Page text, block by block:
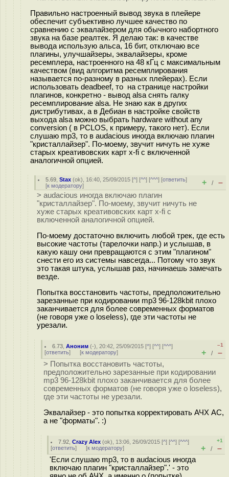
Правильно настроенный вывод звука в плейере
обеспечит субъективно лучшее качество по
сравнению с эквалайзером для обычного набортного
звука на базе реалтек. Я делаю так: в качестве
вывода использую альса, 16 бит, отключаю все
плагины, улучшайзеры, эквалайзеры, кроме
ресемплера, настроенного на 48 кГц с максимальным
качеством (вид алгоритма ресемплирования
называется по-разному в разных плейерах). Если
использовать deadbeef, то на странице настройки
плагинов, конкретно - вывод alsa снять галку
ресемплирование alsa. Не знаю как в других
дистрибутивах, а в Дебиан в настройке свойств
выхода alsa можно выбрать hardware without any
conversion ( в PCLOS, к примеру, такого нет). Если
слушаю mp3, то в audacious иногда включаю плагин
"кристаллайзер". По-моему, звучит ничуть не хуже
старых креативовских карт x-fi с включенной
аналогичной опцией.
5.69 ,Stax (ok), 16:40, 25/09/2015 [^] [^^] [^^^] [ответить]
[к модератору] + / –
> audacious иногда включаю плагин
"кристаллайзер". По-моему, звучит ничуть не
хуже старых креативовских карт x-fi с
включенной аналогичной опцией.
По-моему достаточно включить любой трек, где есть
высокие частоты (тарелочки напр.) и услышав, в
какую кашу они превращаются с этим "плагином"
снести его из системы навсегда... Потому что звук
это такая штука, услышав раз, начинаешь замечать
везде.
Попытка восстановить частоты, предположительно
зарезанные при кодировании mp3 96-128kbit плохо
заканчивается для более современных форматов
(не говоря уже о loseless), где эти частоты не
урезали.
6.73 ,Аноним (-), 20:42, 25/09/2015 [^] [^^] [^^^]
[ответить] [к модератору]
–1
+ / –
> Попытка восстановить частоты,
предположительно зарезанные при кодировании
mp3 96-128kbit плохо заканчивается для более
современных форматов (не говоря уже о loseless),
где эти частоты не урезали.
Эквалайзер - это попытка корректировать АЧХ АС,
а не "форматы". :)
7.92 ,Crazy Alex (ok), 13:06, 26/09/2015 [^] [^^] [^^^]
[ответить] [к модератору]
+1
+ / –
'Если слушаю mp3, то в audacious иногда
включаю плагин "кристаллайзер".' - это